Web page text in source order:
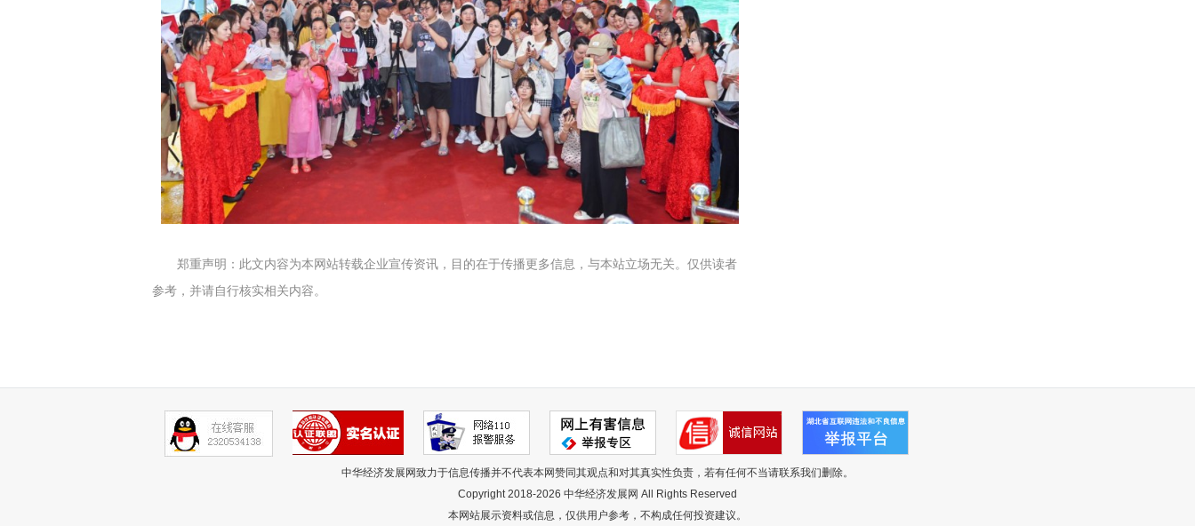
郑重声明：此文内容为本网站转载企业宣传资讯，目的在于传播更多信息，与本站立场无关。仅供读者
参考，并请自行核实相关内容。
中华经济发展网致力于信息传播并不代表本网赞同其观点和对其真实性负责，若有任何不当请联系我们删除。
Copyright 2018-2026 中华经济发展网 All Rights Reserved
本网站展示资料或信息，仅供用户参考，不构成任何投资建议。